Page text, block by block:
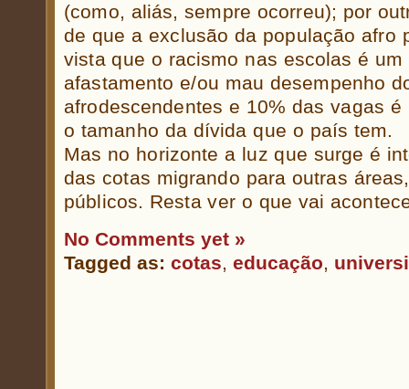
(como, aliás, sempre ocorreu); por
de que a exclusão da população afro
vista que o racismo nas escolas é
afastamento e/ou mau desempenho
afrodescendentes e 10% das vagas
o tamanho da dívida que o país tem.
Mas no horizonte a luz que surge é
das cotas migrando para outras
públicos. Resta ver o que vai
No Comments yet »
Tagged as: cotas, educação,